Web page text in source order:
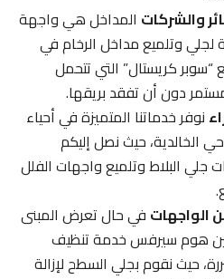
والشركاتالمداخل هي واجهة
وتلميع مداخل الرخام في
كريستال” التي تتحمل
دون أن تفقد بريقها.
خدماتنا المتميزة في أحياء
الخالدية، حيث نصل إليكم
جلي البلاط وتلميع واجهات الفلل
في حال تعرض المبنى
هوم سيرفس خدمة تنظيف
حيث نقوم بجلي السطح لإزالة